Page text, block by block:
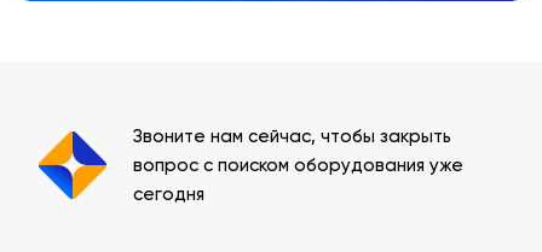
Звоните нам сейчас, чтобы закрыть
вопрос с поиском оборудования уже
сегодня